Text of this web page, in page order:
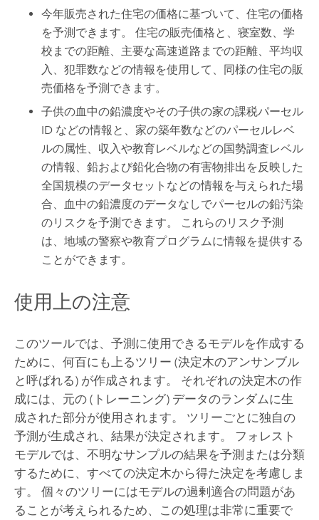
今年販売された住宅の価格に基づいて、住宅の価格
を予測できます。 住宅の販売価格と、寝室数、学
校までの距離、主要な高速道路までの距離、平均収
入、犯罪数などの情報を使用して、同様の住宅の販
売価格を予測できます。
子供の血中の鉛濃度やその子供の家の課税パーセル
ID などの情報と、家の築年数などのパーセルレベ
ルの属性、収入や教育レベルなどの国勢調査レベル
の情報、鉛および鉛化合物の有害物排出を反映した
全国規模のデータセットなどの情報を与えられた場
合、血中の鉛濃度のデータなしでパーセルの鉛汚染
のリスクを予測できます。 これらのリスク予測
は、地域の警察や教育プログラムに情報を提供する
ことができます。
使用上の注意
このツールでは、予測に使用できるモデルを作成する
ために、何百にも上るツリー (決定木のアンサンブル
と呼ばれる) が作成されます。 それぞれの決定木の作
成には、元の (トレーニング) データのランダムに生
成された部分が使用されます。 ツリーごとに独自の
予測が生成され、結果が決定されます。 フォレスト
モデルでは、不明なサンプルの結果を予測または分類
するために、すべての決定木から得た決定を考慮しま
す。 個々のツリーにはモデルの過剰適合の問題があ
ることが考えられるため、この処理は非常に重要で